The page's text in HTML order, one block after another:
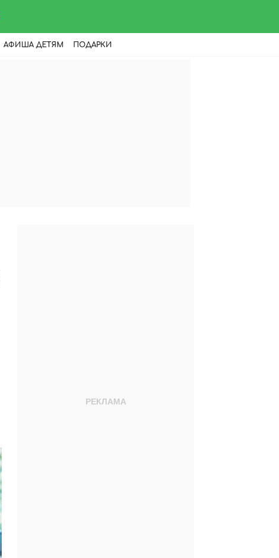
АФИША ДЕТЯМ ПОДАРКИ